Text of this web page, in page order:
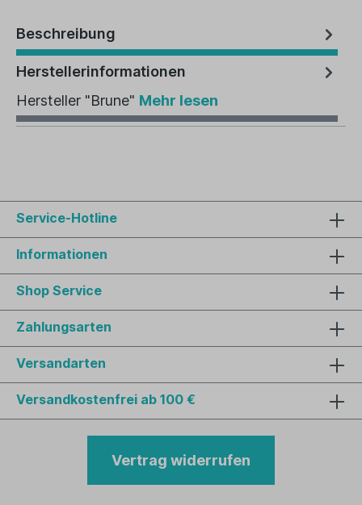
Beschreibung
Herstellerinformationen
Hersteller "Brune" Mehr lesen
Service-Hotline
Informationen
Shop Service
Zahlungsarten
Versandarten
Versandkostenfrei ab 100 €
Vertrag widerrufen